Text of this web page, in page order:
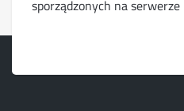
sporządzonych na